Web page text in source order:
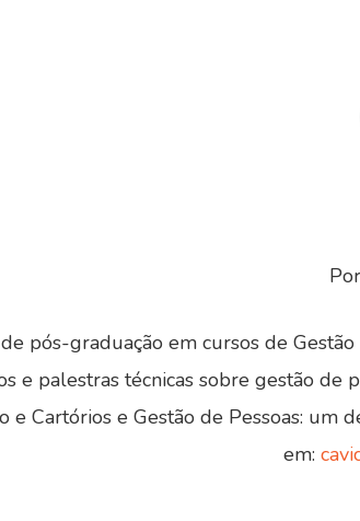
Por
pós-graduação em cursos de
e palestras técnicas sobre gestão de
e Cartórios e Gestão de Pessoas: um
em: